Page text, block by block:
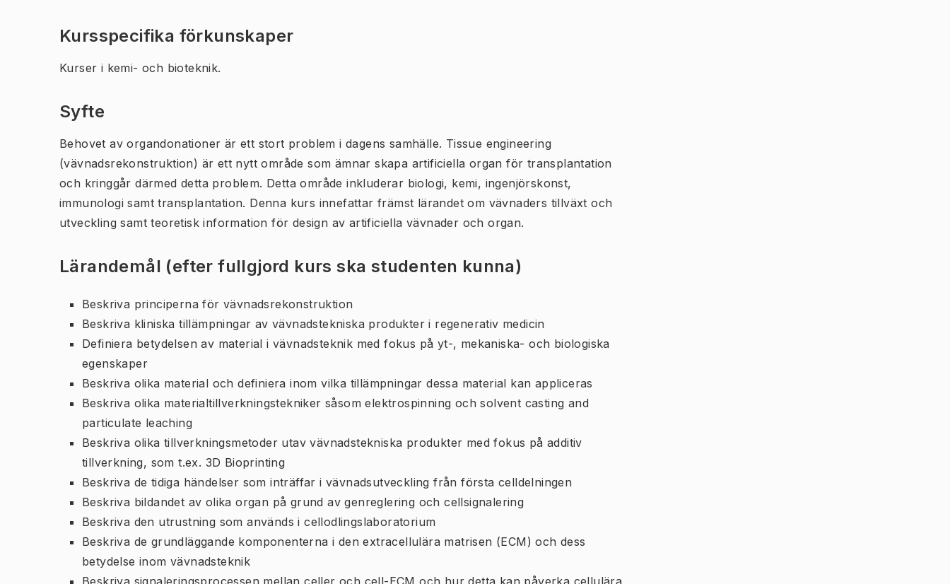
Kursspecifika förkunskaper
Kurser i kemi- och bioteknik.
Syfte
Behovet av organdonationer är ett stort problem i dagens samhälle. Tissue engineering
(vävnadsrekonstruktion) är ett nytt område som ämnar skapa artificiella organ för transplantation
och kringgår därmed detta problem. Detta område inkluderar biologi, kemi, ingenjörskonst,
immunologi samt transplantation. Denna kurs innefattar främst lärandet om vävnaders tillväxt och
utveckling samt teoretisk information för design av artificiella vävnader och organ.
Lärandemål (efter fullgjord kurs ska studenten kunna)
Beskriva principerna för vävnadsrekonstruktion
Beskriva kliniska tillämpningar av vävnadstekniska produkter i regenerativ medicin
Definiera betydelsen av material i vävnadsteknik med fokus på yt-, mekaniska- och biologiska
egenskaper
Beskriva olika material och definiera inom vilka tillämpningar dessa material kan appliceras
Beskriva olika materialtillverkningstekniker såsom elektrospinning och solvent casting and
particulate leaching
Beskriva olika tillverkningsmetoder utav vävnadstekniska produkter med fokus på additiv
tillverkning, som t.ex. 3D Bioprinting
Beskriva de tidiga händelser som inträffar i vävnadsutveckling från första celldelningen
Beskriva bildandet av olika organ på grund av genreglering och cellsignalering
Beskriva den utrustning som används i cellodlingslaboratorium
Beskriva de grundläggande komponenterna i den extracellulära matrisen (ECM) och dess
betydelse inom vävnadsteknik
Beskriva signaleringsprocessen mellan celler och cell-ECM och hur detta kan påverka cellulära